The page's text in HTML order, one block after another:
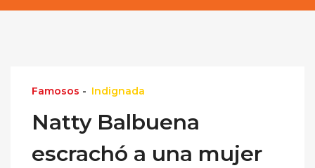
Famosos - Indignada
Natty Balbuena
escrachó a una mujer